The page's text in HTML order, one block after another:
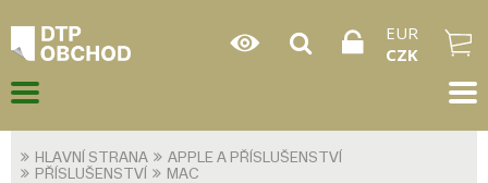
EUR
CZK
HLAVNÍ STRANA
APPLE A PŘÍSLUŠENSTVÍ
PŘÍSLUŠENSTVÍ
MAC